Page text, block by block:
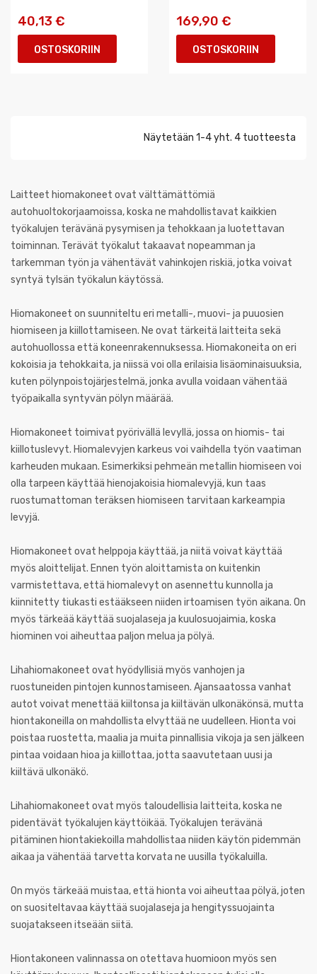
40,13 €
OSTOSKORIIN
169,90 €
OSTOSKORIIN
Näytetään 1-4 yht. 4 tuotteesta
Laitteet hiomakoneet ovat välttämättömiä
autohuoltokorjaamoissa, koska ne mahdollistavat kaikkien
työkalujen terävänä pysymisen ja tehokkaan ja luotettavan
toiminnan. Terävät työkalut takaavat nopeamman ja
tarkemman työn ja vähentävät vahinkojen riskiä, jotka voivat
syntyä tylsän työkalun käytössä.
Hiomakoneet on suunniteltu eri metalli-, muovi- ja puuosien
hiomiseen ja kiillottamiseen. Ne ovat tärkeitä laitteita sekä
autohuollossa että koneenrakennuksessa. Hiomakoneita on eri
kokoisia ja tehokkaita, ja niissä voi olla erilaisia lisäominaisuuksia,
kuten pölynpoistojärjestelmä, jonka avulla voidaan vähentää
työpaikalla syntyvän pölyn määrää.
Hiomakoneet toimivat pyörivällä levyllä, jossa on hiomis- tai
kiillotuslevyt. Hiomalevyjen karkeus voi vaihdella työn vaatiman
karheuden mukaan. Esimerkiksi pehmeän metallin hiomiseen voi
olla tarpeen käyttää hienojakoisia hiomalevyjä, kun taas
ruostumattoman teräksen hiomiseen tarvitaan karkeampia
levyjä.
Hiomakoneet ovat helppoja käyttää, ja niitä voivat käyttää
myös aloittelijat. Ennen työn aloittamista on kuitenkin
varmistettava, että hiomalevyt on asennettu kunnolla ja
kiinnitetty tiukasti estääkseen niiden irtoamisen työn aikana. On
myös tärkeää käyttää suojalaseja ja kuulosuojaimia, koska
hiominen voi aiheuttaa paljon melua ja pölyä.
Lihahiomakoneet ovat hyödyllisiä myös vanhojen ja
ruostuneiden pintojen kunnostamiseen. Ajansaatossa vanhat
autot voivat menettää kiiltonsa ja kiiltävän ulkonäkönsä, mutta
hiontakoneilla on mahdollista elvyttää ne uudelleen. Hionta voi
poistaa ruostetta, maalia ja muita pinnallisia vikoja ja sen jälkeen
pintaa voidaan hioa ja kiillottaa, jotta saavutetaan uusi ja
kiiltävä ulkonäkö.
Lihahiomakoneet ovat myös taloudellisia laitteita, koska ne
pidentävät työkalujen käyttöikää. Työkalujen terävänä
pitäminen hiontakiekoilla mahdollistaa niiden käytön pidemmän
aikaa ja vähentää tarvetta korvata ne uusilla työkaluilla.
On myös tärkeää muistaa, että hionta voi aiheuttaa pölyä, joten
on suositeltavaa käyttää suojalaseja ja hengityssuojainta
suojatakseen itseään siitä.
Hiontakoneen valinnassa on otettava huomioon myös sen